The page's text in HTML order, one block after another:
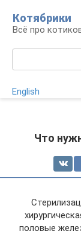
контенту
Котябрики
Всё про
English
Что
половые